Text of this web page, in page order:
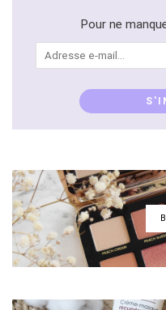
Pour ne
Adresse
e-